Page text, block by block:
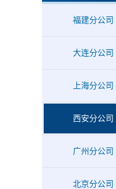
福建分公司
大连分公司
上海分公司
西安分公司
广州分公司
北京分公司